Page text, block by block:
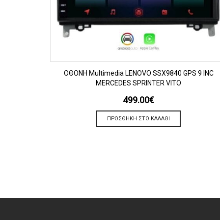
ΠΡΟΒΟΛΗ
OΘΟΝΗ Multimedia LENOVO SSX9840 GPS 9 INC
MERCEDES SPRINTER VITO
499.00€
ΠΡΟΣΘΉΚΗ ΣΤΟ ΚΑΛΆΘΙ